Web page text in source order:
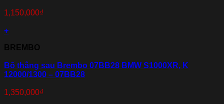
1,150,000₫
+
BREMBO
Bố thắng sau Brembo 07BB28 BMW S1000XR, K
12000/1300 – 07BB28
1,350,000₫